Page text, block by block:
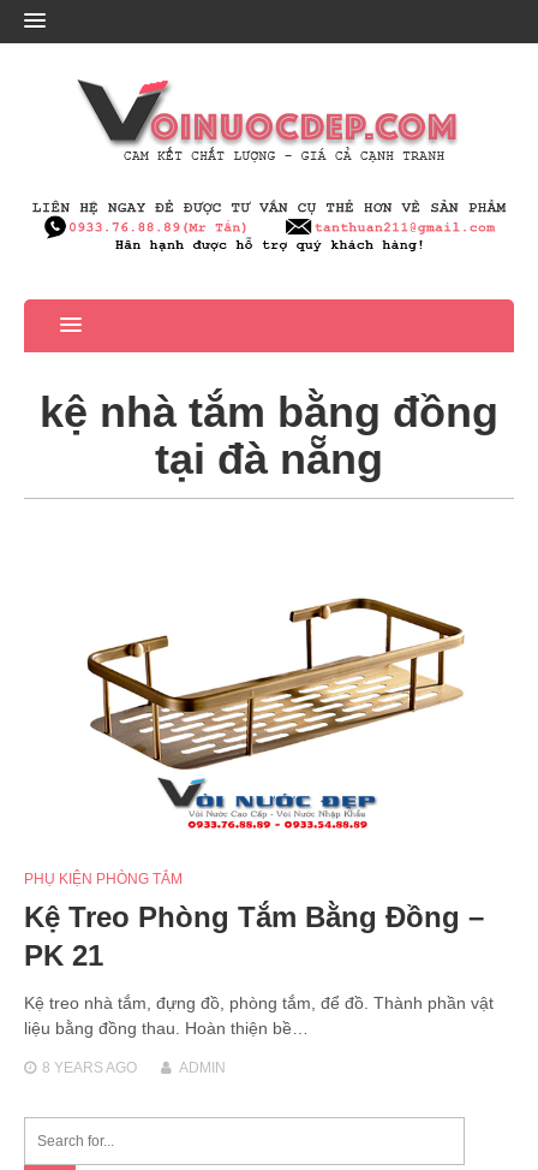
kệ nhà tắm bằng đồng
tại đà nẵng
PHỤ KIỆN PHÒNG TẮM
Kệ Treo Phòng Tắm Bằng Đồng –
PK 21
Kệ treo nhà tắm, đựng đồ, phòng tắm, để đồ. Thành phần vật
liệu bằng đồng thau. Hoàn thiện bề…
8 YEARSAGO ADMIN